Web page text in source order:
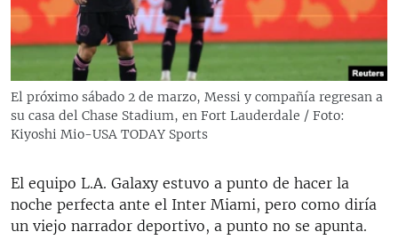
RADIO MARTÍ
ESPECIALES
ESPECIALES
LA REALIDAD DE LA VIVIENDA EN CUBA
SER VIEJO EN CUBA
KENTU-CUBANO
LOS SANTOS DE HIALEAH
DESINFORMACIÓN RUSA EN AMÉRICA LATINA
MULTIMEDIA
EDITORIALES
El próximo sábado 2 de marzo, Messi y compañía regresan a
su casa del Chase Stadium, en Fort Lauderdale / Foto:
Kiyoshi Mio-USA TODAY Sports
El equipo L.A. Galaxy estuvo a punto de hacer la
noche perfecta ante el Inter Miami, pero como diría
un viejo narrador deportivo, a punto no se apunta.